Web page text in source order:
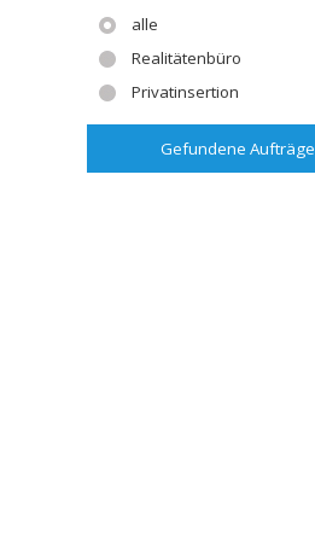
alle
Realitätenbüro
Privatinsertion
Gefundene Aufträge